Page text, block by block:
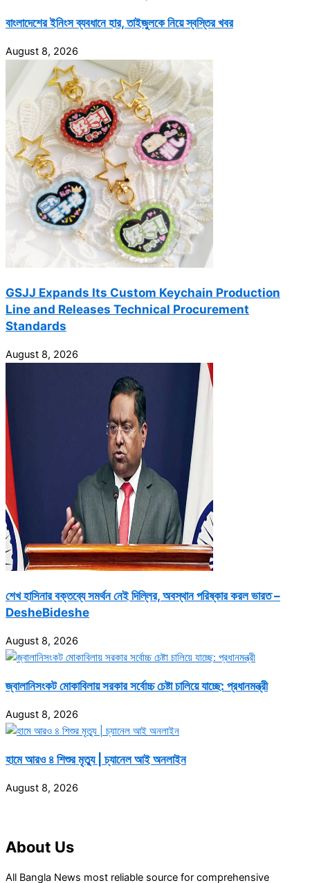
বাংলাদেশের ইনিংস ব্যবধানে হার, তাইজুলকে নিয়ে স্বস্তির খবর
August 8, 2026
GSJJ Expands Its Custom Keychain Production
Line and Releases Technical Procurement
Standards
August 8, 2026
শেখ হাসিনার বক্তব্যে সমর্থন নেই দিল্লির, অবস্থান পরিষ্কার করল ভারত –
DesheBideshe
August 8, 2026
জ্বালানিসংকট মোকাবিলায় সরকার সর্বোচ্চ চেষ্টা চালিয়ে যাচ্ছে: প্রধানমন্ত্রী
August 8, 2026
হামে আরও ৪ শিশুর মৃত্যু | চ্যানেল আই অনলাইন
August 8, 2026
About Us
All Bangla News most reliable source for comprehensive